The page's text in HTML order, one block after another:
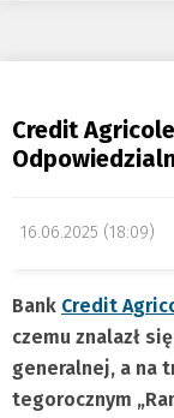
Credit
16.06.2025 (18:09)
Bank Credit
czemu znalazł
generalnej, a na
tegorocznym